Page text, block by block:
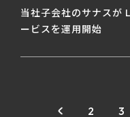
当社子会社のサナスが
ービスを運用開始
2 3